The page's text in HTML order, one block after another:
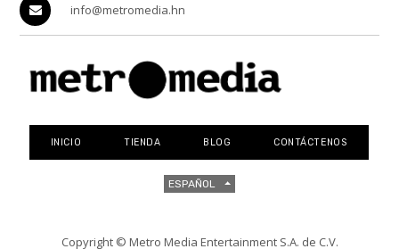
info@metromedia.hn
INICIO TIENDA BLOG CONTÁCTENOS
ESPAÑOL
Copyright © Metro Media Entertainment S.A. de C.V.